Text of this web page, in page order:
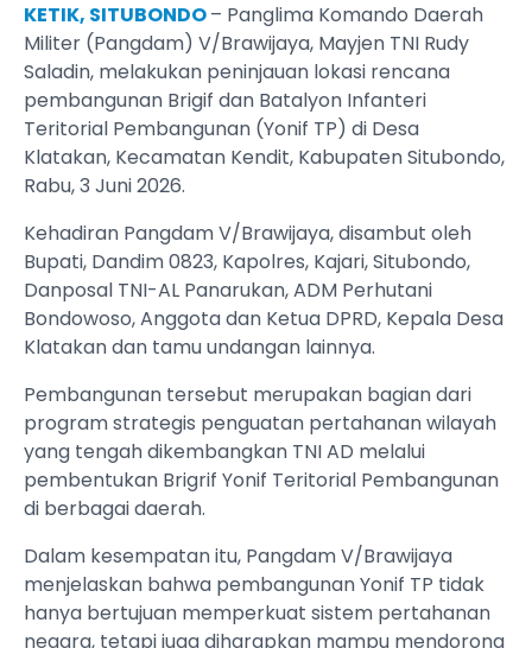
KETIK, SITUBONDO– Panglima Komando Daerah
Militer (Pangdam) V/Brawijaya, Mayjen TNI Rudy
Saladin, melakukan peninjauan lokasi rencana
pembangunan Brigif dan Batalyon Infanteri
Teritorial Pembangunan (Yonif TP) di Desa
Klatakan, Kecamatan Kendit, Kabupaten Situbondo,
Rabu, 3 Juni 2026.
Kehadiran Pangdam V/Brawijaya, disambut oleh
Bupati, Dandim 0823, Kapolres, Kajari, Situbondo,
Danposal TNI-AL Panarukan, ADM Perhutani
Bondowoso, Anggota dan Ketua DPRD, Kepala Desa
Klatakan dan tamu undangan lainnya.
Pembangunan tersebut merupakan bagian dari
program strategis penguatan pertahanan wilayah
yang tengah dikembangkan TNI AD melalui
pembentukan Brigrif Yonif Teritorial Pembangunan
di berbagai daerah.
Dalam kesempatan itu, Pangdam V/Brawijaya
menjelaskan bahwa pembangunan Yonif TP tidak
hanya bertujuan memperkuat sistem pertahanan
negara, tetapi juga diharapkan mampu mendorong